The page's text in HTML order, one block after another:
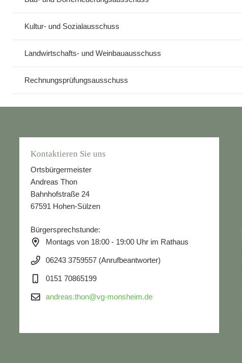
Kultur- und Sozialausschuss
Landwirtschafts- und Weinbauausschuss
Rechnungsprüfungsausschuss
Kontaktieren Sie uns
Ortsbürgermeister
Andreas Thon
Bahnhofstraße 24
67591 Hohen-Sülzen
Bürgersprechstunde:
Montags von 18:00 - 19:00 Uhr im Rathaus
06243 3759557 (Anrufbeantworter)
0151 70865199
andreas.thon@vg-monsheim.de